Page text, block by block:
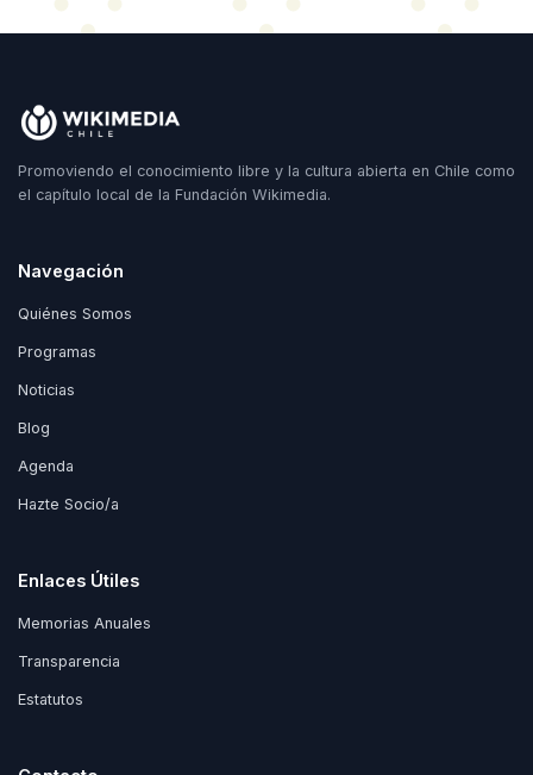
Promoviendo el conocimiento libre y la cultura abierta en Chile como
el capítulo local de la Fundación Wikimedia.
Navegación
Quiénes Somos
Programas
Noticias
Blog
Agenda
Hazte Socio/a
Enlaces Útiles
Memorias Anuales
Transparencia
Estatutos